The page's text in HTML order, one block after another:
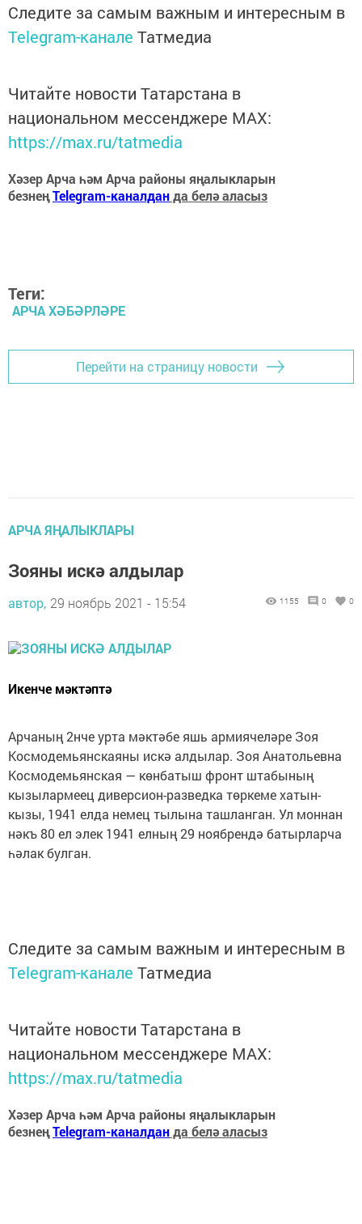
Следите за самым важным и интересным в
Telegram-канале Татмедиа
Читайте новости Татарстана в
национальном мессенджере MАХ:
https://max.ru/tatmedia
Хәзер Арча һәм Арча районы яңалыкларын
безнеңTelegram-каналданда белә аласыз
Теги:
АРЧА ХӘБӘРЛӘРЕ
Перейти на страницу новости
АРЧА ЯҢАЛЫКЛАРЫ
Зояны искә алдылар
автор, 29 ноябрь 2021 - 15:54 1155 0 0
Икенче мәктәптә
Арчаның 2нче урта мәктәбе яшь армиячеләре Зоя
Космодемьянскаяны искә алдылар. Зоя Анатольевна
Космодемьянская — көнбатыш фронт штабының
кызылармеец диверсион-разведка төркеме хатын-
кызы, 1941 елда немец тылына ташланган. Ул моннан
нәкъ 80 ел элек 1941 елның 29 ноябрендә батырларча
һәлак булган.
Следите за самым важным и интересным в
Telegram-канале Татмедиа
Читайте новости Татарстана в
национальном мессенджере MАХ:
https://max.ru/tatmedia
Хәзер Арча һәм Арча районы яңалыкларын
безнеңTelegram-каналданда белә аласыз